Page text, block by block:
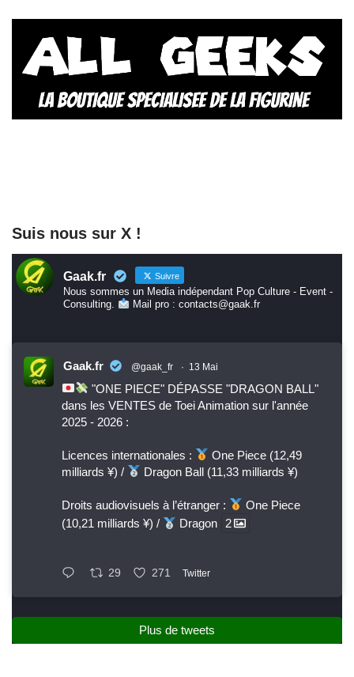
Suis nous sur X !
Gaak.fr Suivre
Nous sommes un Media indépendant Pop Culture - Event -
Consulting.
Mail pro : contacts@gaak.fr
Gaak.fr @gaak_fr · 13 Mai
"ONE PIECE" DÉPASSE "DRAGON BALL"
dans les VENTES de Toei Animation sur l'année
2025 - 2026 :
Licences internationales :
One Piece (12,49
milliards ¥) /
Dragon Ball (11,33 milliards ¥)
Droits audiovisuels à l’étranger :
One Piece
(10,21 milliards ¥) /
Dragon 2
29 271 Twitter
Plus de tweets